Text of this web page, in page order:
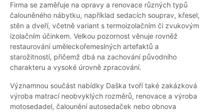
Firma se zaměřuje na opravy a renovace různých typů
čalouněného nábytku, například sedacích souprav, křesel,
stěn a dveří, včetně variant s termoizolačním či zvukovým
izolačním účinkem. Velkou pozornost věnuje rovněž
restaurování uměleckořemeslných artefaktů a
starožitností, přičemž dbá na zachování původního
charakteru a vysoké úrovně zpracování.
Významnou součást nabídky Daška tvoří také zakázková
výroba matrací neobvyklých rozměrů, renovace a výroba
motosedadel, čalounění autosedaček nebo obnova